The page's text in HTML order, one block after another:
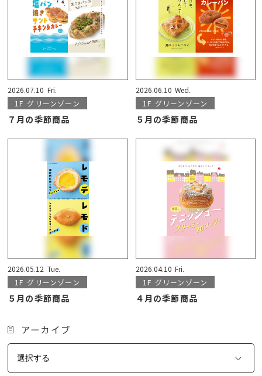
2026.07.10 Fri.
1F グリーンゾーン
７月の季節商品
2026.06.10 Wed.
1F グリーンゾーン
５月の季節商品
2026.05.12 Tue.
1F グリーンゾーン
５月の季節商品
2026.04.10 Fri.
1F グリーンゾーン
４月の季節商品
アーカイブ